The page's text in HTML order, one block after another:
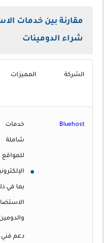
مقارنة بين خدمات
شراء الدومينات
الشركة المميزات
Bluehost خدمات
شاملة
للمواقع
بما في
والدومين
دعم فني